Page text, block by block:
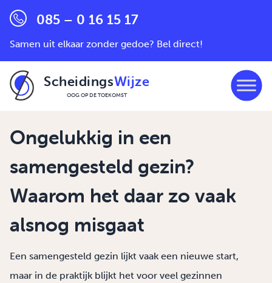
085 – 0 16 15 17
Samen uit elkaar zonder gedoe? Bel direct!
ScheidingsWijze
OOG OP DE TOEKOMST
Ongelukkig in een
samengesteld gezin?
Waarom het daar zo vaak
alsnog misgaat
Een samengesteld gezin lijkt vaak een nieuwe start,
maar in de praktijk blijkt het voor veel gezinnen